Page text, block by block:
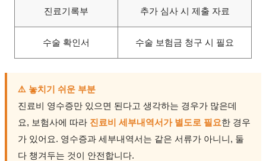
진료기록부 추가 심사 시 제출 자료
수술 확인서 수술 보험금 청구 시 필요
⚠️ 놓치기 쉬운 부분
진료비 영수증만 있으면 된다고 생각하는 경우가 많은데
요, 보험사에 따라 진료비 세부내역서가 별도로 필요한 경우
가 있어요. 영수증과 세부내역서는 같은 서류가 아니니, 둘
다 챙겨두는 것이 안전합니다.